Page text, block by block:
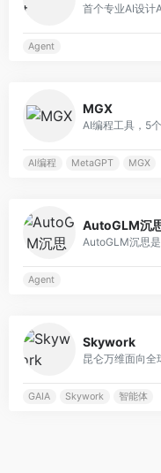
首个专业AI设计
Agent
MGX
AI编程工具，5
AI编程 MetaGPT MGX
AutoGLM沉
Agent
Skywork
昆仑万维面向全
GAIA Skywork 智能体